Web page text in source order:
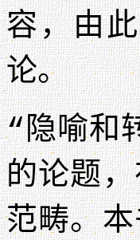
容，由
论。
“隐喻和
的论题
范畴。